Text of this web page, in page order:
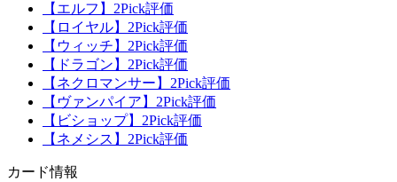
【エルフ】2Pick評価
【ロイヤル】2Pick評価
【ウィッチ】2Pick評価
【ドラゴン】2Pick評価
【ネクロマンサー】2Pick評価
【ヴァンパイア】2Pick評価
【ビショップ】2Pick評価
【ネメシス】2Pick評価
カード情報